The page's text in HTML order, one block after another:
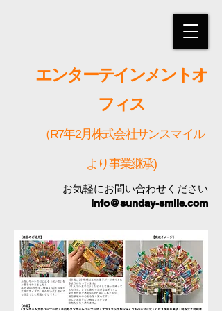
エンターテインメントオ
フィス
（R7年2月株式会社サンスマイル
より事業継承)
お気軽にお問い合わせください
info@sunday-smile.com